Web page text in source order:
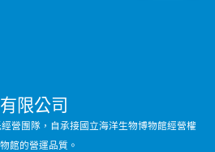
限公司
營團隊，自承接國立海洋生物博物館經營權
館的營運品質。